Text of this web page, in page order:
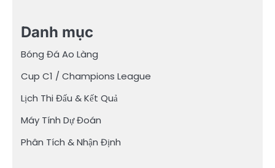
Danh mục
Bóng Đá Ao Làng
Cup C1 / Champions League
Lịch Thi Đấu & Kết Quả
Máy Tính Dự Đoán
Phân Tích & Nhận Định